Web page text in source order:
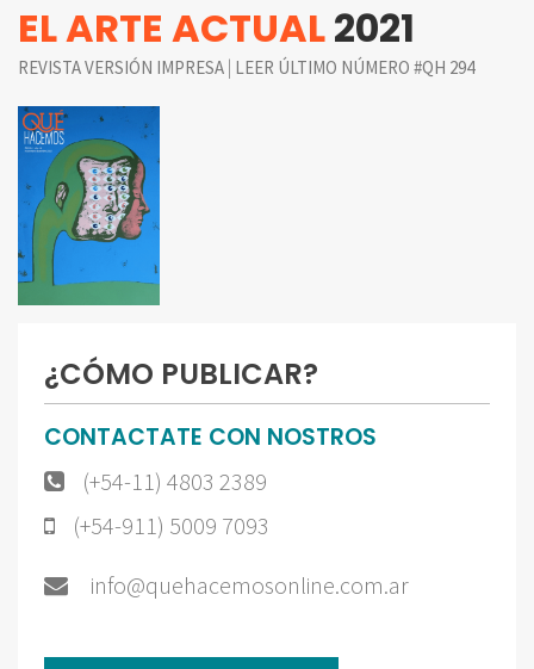
EL ARTE ACTUAL2021
REVISTA VERSIÓN IMPRESA | LEER ÚLTIMO NÚMERO #QH 294
¿CÓMO PUBLICAR?
CONTACTATE CON NOSTROS
(+54-11) 4803 2389
(+54-911) 5009 7093
info@quehacemosonline.com.ar